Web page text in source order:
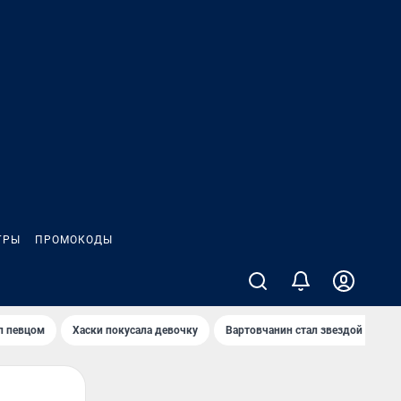
ПРОМОКОДЫ
певцом Хаски покусала девочку Вартовчанин стал звездой